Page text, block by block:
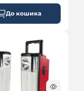
До кошика